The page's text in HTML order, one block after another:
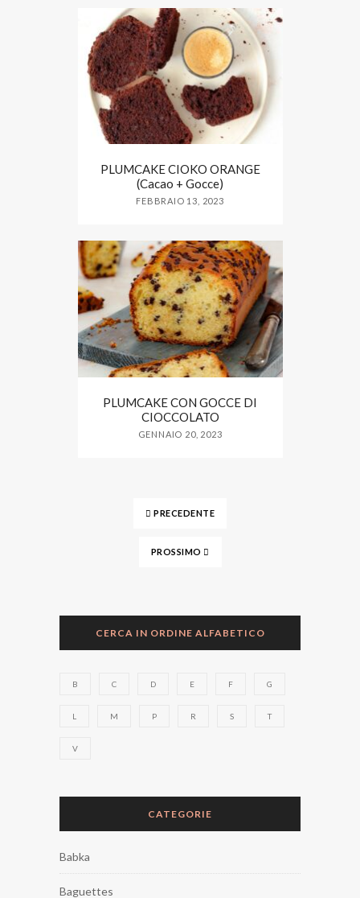
PLUMCAKE CIOKO ORANGE
(Cacao + Gocce)
FEBBRAIO 13, 2023
PLUMCAKE CON GOCCE DI
CIOCCOLATO
GENNAIO 20, 2023
PRECEDENTE
PROSSIMO
CERCA IN ORDINE ALFABETICO
B C D E F G
L M P R S T
V
CATEGORIE
Babka
Baguettes